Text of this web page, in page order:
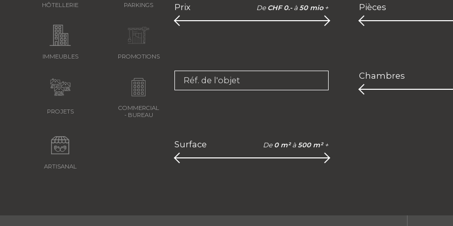
HÔTELLERIE PARKINGS
IMMEUBLES PROMOTIONS
PROJETS
COMMERCIAL
- BUREAU
ARTISANAL
Prix De CHF 0.- à50 mio + Pièces
Réf. de l'objet Chambres
Surface De 0 m² à500 m² +